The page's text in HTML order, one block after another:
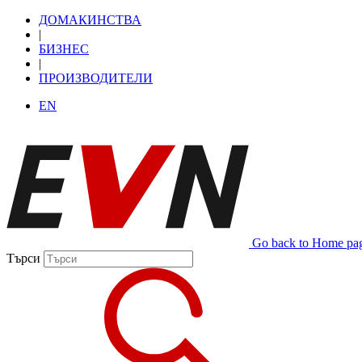
ДОМАКИНСТВА
|
БИЗНЕС
|
ПРОИЗВОДИТЕЛИ
EN
Go back to Home
Търси